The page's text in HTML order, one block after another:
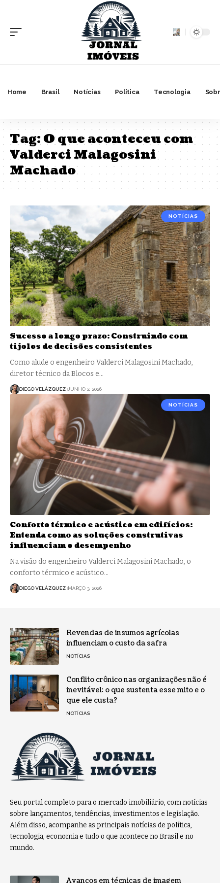
Home Brasil Notícias Política Tecnologia
Tag:O que aconteceu com
Valderci Malagosini
Machado
NOTÍCIAS
Sucesso a longo prazo: Construindo com
tijolos de decisões consistentes
Como alude o engenheiro Valderci Malagosini Machado,
diretor técnico da Blocos e…
DIEGO VELÁZQUEZ JUNHO 2, 2026
NOTÍCIAS
Conforto térmico e acústico em edifícios:
Entenda como as soluções construtivas
influenciam o desempenho
Na visão do engenheiro Valderci Malagosini Machado, o
conforto térmico e acústico…
DIEGO VELÁZQUEZ MARÇO 3, 2026
Revendas de insumos agrícolas
influenciam o custo da safra
NOTÍCIAS
Conflito crônico nas organizações não é
inevitável: o que sustenta esse mito e o
que ele custa?
NOTÍCIAS
Seu portal completo para o mercado imobiliário, com notícias
sobre lançamentos, tendências, investimentos e legislação.
Além disso, acompanhe as principais notícias de política,
tecnologia, economia e tudo o que acontece no Brasil e no
mundo.
Avanços em técnicas de imagem